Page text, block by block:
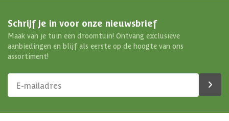
Schrijf je in voor onze nieuwsbrief
Maak van je tuin een droomtuin! Ontvang exclusieve
aanbiedingen en blijf als eerste op de hoogte van ons
assortiment!